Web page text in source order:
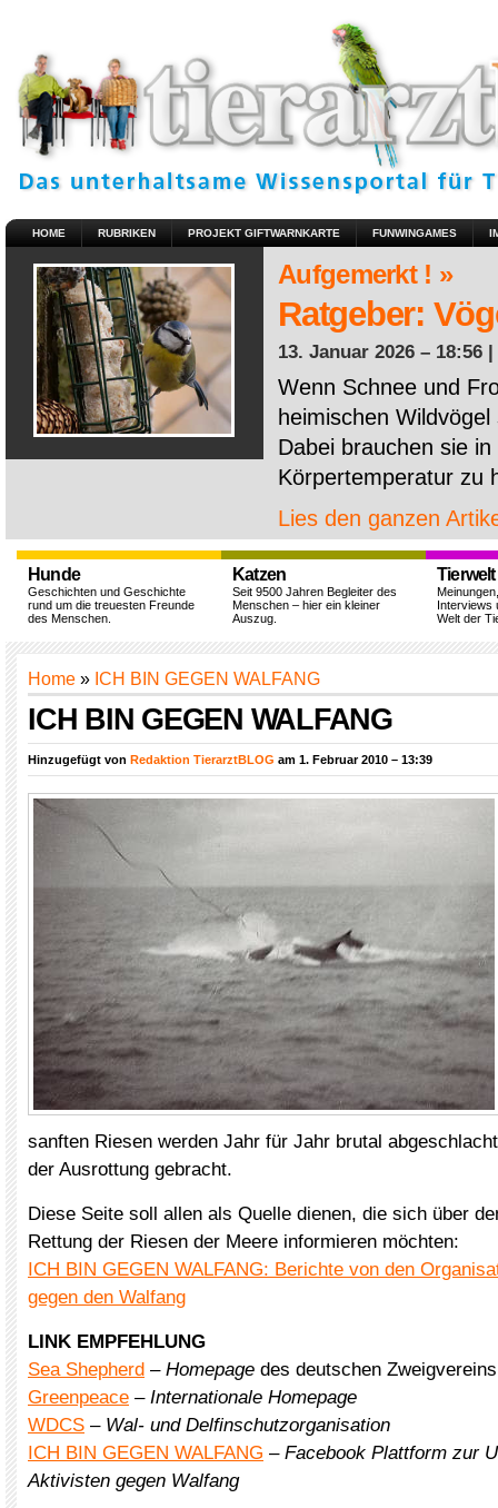
HOME RUBRIKEN PROJEKT GIFTWARNKARTE FUNWINGAMES
Aufgemerkt ! »
Ratgeber:
13. Januar 2026 – 18:56 |
Wenn Schnee und
heimischen
Dabei brauchen sie
Körpertemperatur zu
Lies den ganzen
Hunde
Geschichten und Geschichte
rund um die treuesten Freunde
des Menschen.
Katzen
Seit 9500 Jahren Begleiter des
Menschen – hier ein kleiner
Auszug.
Tierwelt
Interviews
Welt der
Home » ICH BIN GEGEN WALFANG
ICH BIN GEGEN WALFANG
Hinzugefügt von Redaktion TierarztBLOG am 1. Februar 2010 – 13:39
sanften Riesen werden Jahr für Jahr brutal
der Ausrottung gebracht.
Diese Seite soll allen als Quelle dienen, die sich über
Rettung der Riesen der Meere informieren möchten:
ICH BIN GEGEN WALFANG: Berichte von den
gegen den Walfang
LINK EMPFEHLUNG
Sea Shepherd – Homepage des deutschen Zweigvereins
Greenpeace – Internationale Homepage
WDCS – Wal- und Delfinschutzorganisation
ICH BIN GEGEN WALFANG – Facebook Plattform zur
Aktivisten gegen Walfang